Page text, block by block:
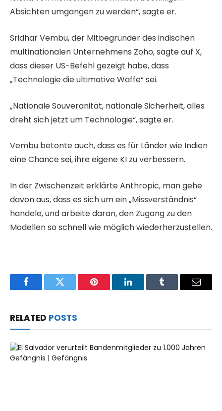
Absichten umgangen zu werden“, sagte er.
Sridhar Vembu, der Mitbegründer des indischen
multinationalen Unternehmens Zoho, sagte auf X,
dass dieser US-Befehl gezeigt habe, dass
„Technologie die ultimative Waffe“ sei.
„Nationale Souveränität, nationale Sicherheit, alles
dreht sich jetzt um Technologie“, sagte er.
Vembu betonte auch, dass es für Länder wie Indien
eine Chance sei, ihre eigene KI zu verbessern.
In der Zwischenzeit erklärte Anthropic, man gehe
davon aus, dass es sich um ein „Missverständnis“
handele, und arbeite daran, den Zugang zu den
Modellen so schnell wie möglich wiederherzustellen.
FacebookTwitter Pinterest LinkedInTumblr Email
RELATED POSTS